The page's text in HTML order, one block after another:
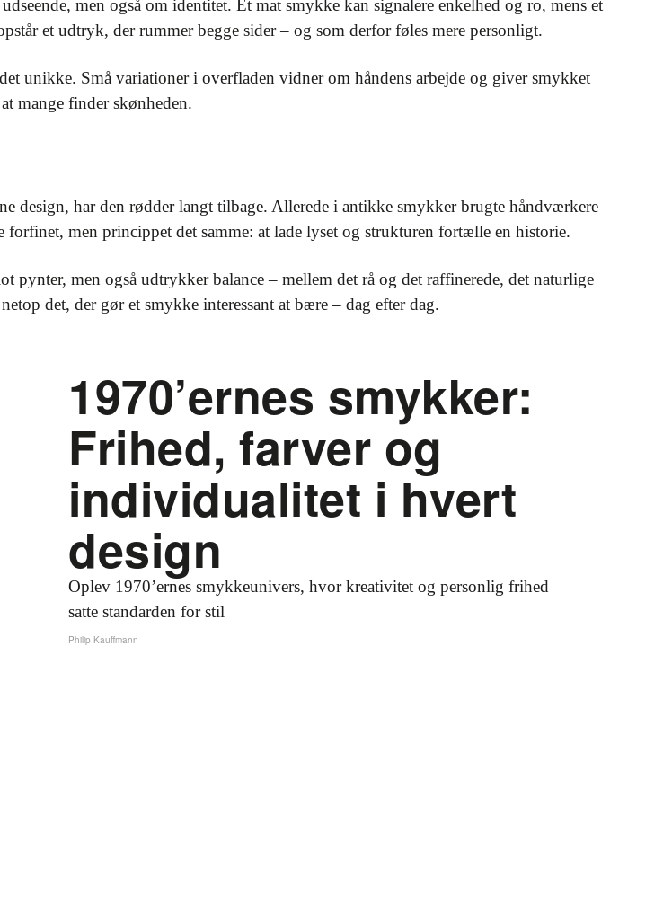
men også om identitet. Et mat smykke kan signalere enkelhed og ro, mens et
et udtryk, der rummer begge sider – og som derfor føles mere personligt.
unikke. Små variationer i overfladen vidner om håndens arbejde og giver smykket
mange finder skønheden.
design, har den rødder langt tilbage. Allerede i antikke smykker brugte håndværkere
men princippet det samme: at lade lyset og strukturen fortælle en historie.
pynter, men også udtrykker balance – mellem det rå og det raffinerede, det naturlige
det, der gør et smykke interessant at bære – dag efter dag.
1970’ernes smykker:
Frihed, farver og
individualitet i hvert
design
Oplev 1970’ernes smykkeunivers, hvor kreativitet og personlig frihed
satte standarden for stil
Philip Kauffmann